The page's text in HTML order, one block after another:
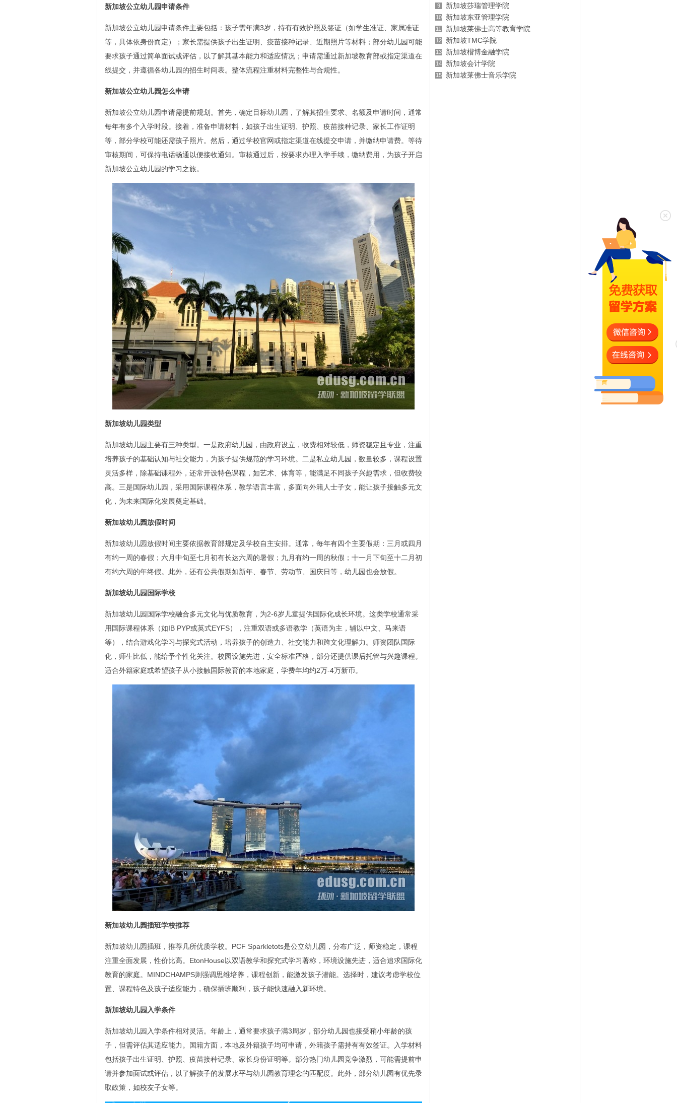
新加坡公立幼儿园申请条件
新加坡公立幼儿园申请条件主要包括：孩子需年满3岁，持有有效护照及签证（如学生准证、家属准证
等，具体依身份而定）；家长需提供孩子出生证明、疫苗接种记录、近期照片等材料；部分幼儿园可能
要求孩子通过简单面试或评估，以了解其基本能力和适应情况；申请需通过新加坡教育部或指定渠道在
线提交，并遵循各幼儿园的招生时间表。整体流程注重材料完整性与合规性。
新加坡公立幼儿园怎么申请
新加坡公立幼儿园申请需提前规划。首先，确定目标幼儿园，了解其招生要求、名额及申请时间，通常
每年有多个入学时段。接着，准备申请材料，如孩子出生证明、护照、疫苗接种记录、家长工作证明
等，部分学校可能还需孩子照片。然后，通过学校官网或指定渠道在线提交申请，并缴纳申请费。等待
审核期间，可保持电话畅通以便接收通知。审核通过后，按要求办理入学手续，缴纳费用，为孩子开启
新加坡公立幼儿园的学习之旅。
新加坡幼儿园类型
新加坡幼儿园主要有三种类型。一是政府幼儿园，由政府设立，收费相对较低，师资稳定且专业，注重
培养孩子的基础认知与社交能力，为孩子提供规范的学习环境。二是私立幼儿园，数量较多，课程设置
灵活多样，除基础课程外，还常开设特色课程，如艺术、体育等，能满足不同孩子兴趣需求，但收费较
高。三是国际幼儿园，采用国际课程体系，教学语言丰富，多面向外籍人士子女，能让孩子接触多元文
化，为未来国际化发展奠定基础。
新加坡幼儿园放假时间
新加坡幼儿园放假时间主要依据教育部规定及学校自主安排。通常，每年有四个主要假期：三月或四月
有约一周的春假；六月中旬至七月初有长达六周的暑假；九月有约一周的秋假；十一月下旬至十二月初
有约六周的年终假。此外，还有公共假期如新年、春节、劳动节、国庆日等，幼儿园也会放假。
新加坡幼儿园国际学校
新加坡幼儿园国际学校融合多元文化与优质教育，为2-6岁儿童提供国际化成长环境。这类学校通常采
用国际课程体系（如IB PYP或英式EYFS），注重双语或多语教学（英语为主，辅以中文、马来语
等），结合游戏化学习与探究式活动，培养孩子的创造力、社交能力和跨文化理解力。师资团队国际
化，师生比低，能给予个性化关注。校园设施先进，安全标准严格，部分还提供课后托管与兴趣课程。
适合外籍家庭或希望孩子从小接触国际教育的本地家庭，学费年均约2万-4万新币。
新加坡幼儿园插班学校推荐
新加坡幼儿园插班，推荐几所优质学校。PCF Sparkletots是公立幼儿园，分布广泛，师资稳定，课程
注重全面发展，性价比高。EtonHouse以双语教学和探究式学习著称，环境设施先进，适合追求国际化
教育的家庭。MINDCHAMPS则强调思维培养，课程创新，能激发孩子潜能。选择时，建议考虑学校位
置、课程特色及孩子适应能力，确保插班顺利，孩子能快速融入新环境。
新加坡幼儿园入学条件
新加坡幼儿园入学条件相对灵活。年龄上，通常要求孩子满3周岁，部分幼儿园也接受稍小年龄的孩
子，但需评估其适应能力。国籍方面，本地及外籍孩子均可申请，外籍孩子需持有有效签证。入学材料
包括孩子出生证明、护照、疫苗接种记录、家长身份证明等。部分热门幼儿园竞争激烈，可能需提前申
请并参加面试或评估，以了解孩子的发展水平与幼儿园教育理念的匹配度。此外，部分幼儿园有优先录
取政策，如校友子女等。
9 新加坡莎瑞管理学院
10 新加坡东亚管理学院
11 新加坡莱佛士高等教育学院
12 新加坡TMC学院
13 新加坡楷博金融学院
14 新加坡会计学院
15 新加坡莱佛士音乐学院